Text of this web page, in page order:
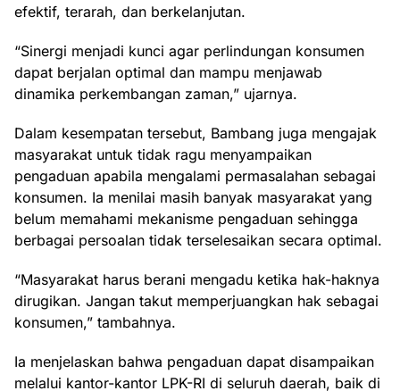
efektif, terarah, dan berkelanjutan.
“Sinergi menjadi kunci agar perlindungan konsumen
dapat berjalan optimal dan mampu menjawab
dinamika perkembangan zaman,” ujarnya.
Dalam kesempatan tersebut, Bambang juga mengajak
masyarakat untuk tidak ragu menyampaikan
pengaduan apabila mengalami permasalahan sebagai
konsumen. Ia menilai masih banyak masyarakat yang
belum memahami mekanisme pengaduan sehingga
berbagai persoalan tidak terselesaikan secara optimal.
“Masyarakat harus berani mengadu ketika hak-haknya
dirugikan. Jangan takut memperjuangkan hak sebagai
konsumen,” tambahnya.
Ia menjelaskan bahwa pengaduan dapat disampaikan
melalui kantor-kantor LPK-RI di seluruh daerah, baik di